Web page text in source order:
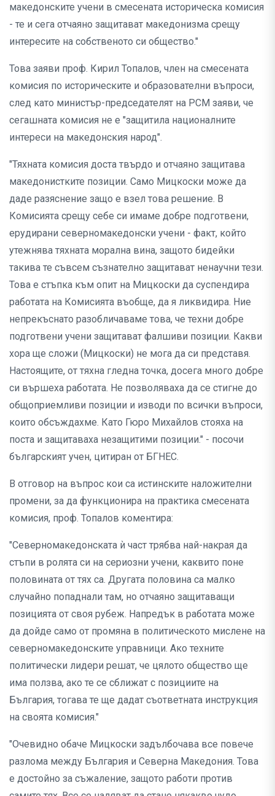
македонските учени в смесената историческа комисия
- те и сега отчаяно защитават македонизма срещу
интересите на собственото си общество."
Това заяви проф. Кирил Топалов, член на смесената
комисия по историческите и образователни въпроси,
след като министър-председателят на РСМ заяви, че
сегашната комисия не е "защитила националните
интереси на македонския народ".
"Тяхната комисия доста твърдо и отчаяно защитава
македонистките позиции. Само Мицкоски може да
даде разяснение защо е взел това решение. В
Комисията срещу себе си имаме добре подготвени,
ерудирани северномакедонски учени - факт, който
утежнява тяхната морална вина, защото бидейки
такива те съвсем съзнателно защитават ненаучни тези.
Това е стъпка към опит на Мицкоски да суспендира
работата на Комисията въобще, да я ликвидира. Ние
непрекъснато разобличаваме това, че техни добре
подготвени учени защитават фалшиви позиции. Какви
хора ще сложи (Мицкоски) не мога да си представя.
Настоящите, от тяхна гледна точка, досега много добре
си вършеха работата. Не позволяваха да се стигне до
общоприемливи позиции и изводи по всички въпроси,
които обсъждахме. Като Гюро Михайлов стояха на
поста и защитаваха незащитими позиции." - посочи
българският учен, цитиран от БГНЕС.
В отговор на въпрос кои са истинските наложителни
промени, за да функционира на практика смесената
комисия, проф. Топалов коментира:
"Северномакедонската ѝ част трябва най-накрая да
стъпи в ролята си на сериозни учени, каквито поне
половината от тях са. Другата половина са малко
случайно попаднали там, но отчаяно защитаващи
позицията от своя рубеж. Напредък в работата може
да дойде само от промяна в политическото мислене на
северномакедонските управници. Ако техните
политически лидери решат, че цялото общество ще
има ползва, ако те се сближат с позициите на
България, тогава те ще дадат съответната инструкция
на своята комисия."
"Очевидно обаче Мицкоски задълбочава все повече
разлома между България и Северна Македония. Това
е достойно за съжаление, защото работи против